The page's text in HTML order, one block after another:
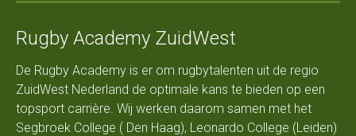
Rugby Academy ZuidWest
De Rugby Academy is er om rugbytalenten uit de regio
ZuidWest Nederland de optimale kans te bieden op een
topsport carrière. Wij werken daarom samen met het
Segbroek College ( Den Haag), Leonardo College (Leiden)